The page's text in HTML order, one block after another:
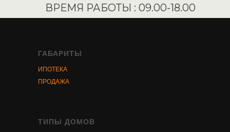
ГАБАРИТЫ
ИПОТЕКА
ТИПЫ ДОМОВ
ПРОДАЖА